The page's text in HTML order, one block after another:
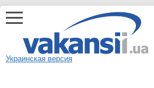
Украинская версия